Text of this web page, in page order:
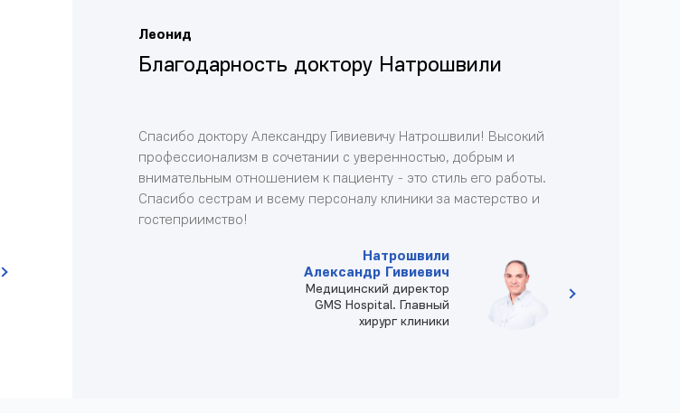
Леонид
Благодарность доктору Натрошвили
Спасибо доктору Александру Гивиевичу Натрошвили! Высокий
профессионализм в сочетании с уверенностью, добрым и
внимательным отношением к пациенту - это стиль его работы.
Спасибо сестрам и всему персоналу клиники за мастерство и
гостеприимство!
Натрошвили
Александр Гивиевич
Медицинский директор
GMS Hospital. Главный
хирург клиники